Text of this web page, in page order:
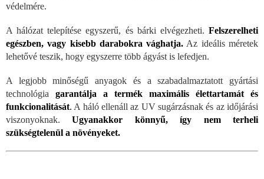
védelmére.
A hálózat telepítése egyszerű, és bárki elvégezheti. Felszerelheti
egészben, vagy kisebb darabokra vághatja. Az ideális méretek
lehetővé teszik, hogy egyszerre több ágyást is lefedjen.
A legjobb minőségű anyagok és a szabadalmaztatott gyártási
technológia garantálja a termék maximális élettartamát és
funkcionalitását. A háló ellenáll az UV sugárzásnak és az időjárási
viszonyoknak.Ugyanakkor könnyű, így nem terheli
szükségtelenül a növényeket.